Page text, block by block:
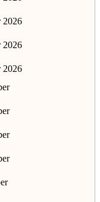
2026
2026
2026